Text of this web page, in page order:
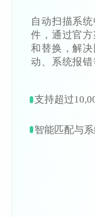
自动扫描系
件，通过官
和替换，解
动、系统报错
支持超过
智能匹配与